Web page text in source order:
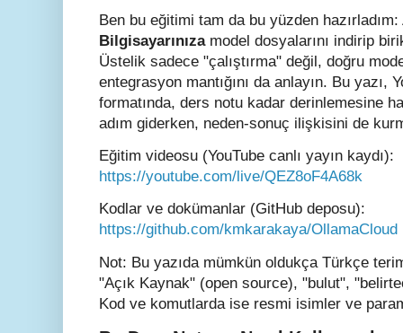
Ben bu eğitimi tam da bu yüzden
Bilgisayarınızamodel dosyalarını indirip
Üstelik sadece "çalıştırma" değil, doğru
entegrasyon mantığını da anlayın. Bu yazı,
formatında, ders notu kadar derinlemesine
adım giderken, neden-sonuç ilişkisini de
Eğitim videosu (YouTube canlı yayın kaydı):
https://youtube.com/live/QEZ8oF4A68k
Kodlar ve dokümanlar (GitHub deposu):
https://github.com/kmkarakaya/OllamaCloud
Not: Bu yazıda mümkün oldukça Türkçe
"Açık Kaynak" (open source), "bulut",
Kod ve komutlarda ise resmi isimler ve